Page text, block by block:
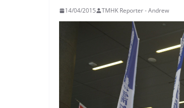
14/04/2015 TMHK Reporter - Andrew